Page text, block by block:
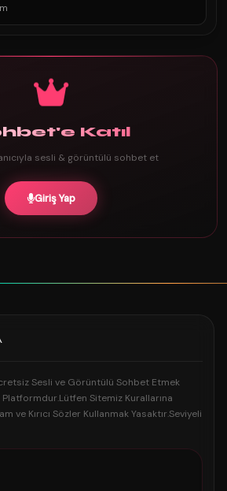
Katıl
sesli & görüntülü sohbet et
Giriş Yap
Sesli ve Görüntülü Sohbet Etmek
Sitemiz Kurallarına
ve Kırıcı Sözler Kullanmak Yasaktır.Seviyeli